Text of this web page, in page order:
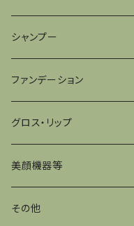
シャンプー
ファンデーション
グロス・リップ
美顔機器等
その他